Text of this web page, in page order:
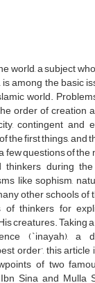
world, a subject
among the basic
world.
order of creation
contingent and
the first things, and
few questions of
thinkers during
like sophism,
other schools of
of thinkers for
creatures. Taking
(`inayah), a
order’, this
of two
Sina and Mulla